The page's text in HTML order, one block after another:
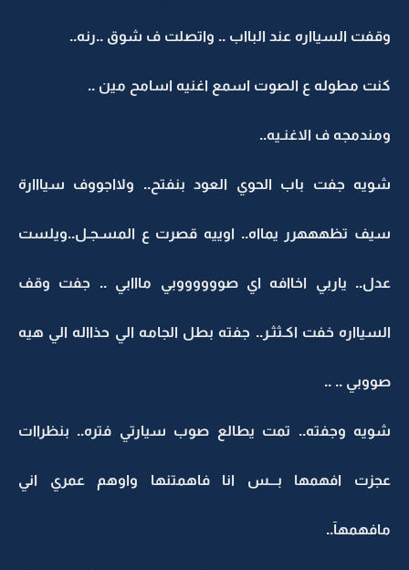
وقفت السيااره عند البااب .. واتصلت ف شوق ..رنه..
كنت مطوله ع الصوت اسمع اغنيه اسامح مين ..
ومندمجه ف الاغنـيه..
شويه جفت باب الحوي العود بنفتح.. ولااجووف سيااارة
سيف تظهههرر يمااه.. اوييه قصرت ع المسـجـل..ويلست
عدل.. ياربي اخاافه اي صووووووبي مااابي .. جفت وقف
السيااره خفت اكـثثـر.. جفته بطل الجامه الي حذااله الي هيه
صووبي .. ..
شويه وجفته.. تمت يطالع صوب سيارتي فتره.. بنظراات
عجزت افهمها بـــس انا فاهمتنها واوهم عمري اني
مافهمهآ..